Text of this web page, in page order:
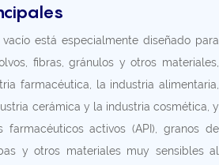
está especialmente diseñado para
fibras, gránulos y otros materiales,
farmacéutica, la industria alimentaria,
cerámica y la industria cosmética, y
farmacéuticos activos (API), granos de
y otros materiales muy sensibles al